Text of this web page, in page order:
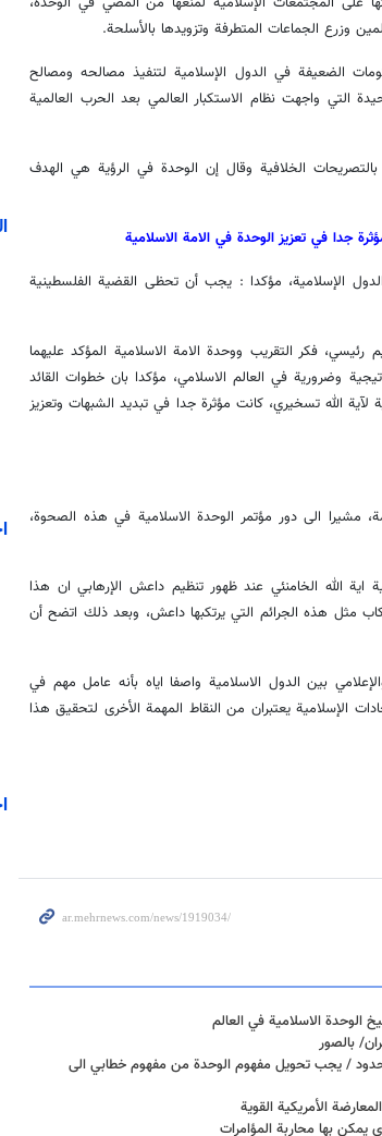
وزرع الجماعات المتطرفة وتزويدها بالأسلحة.
الضعيفة في الدول الإسلامية لتنفيذ مصالحه ومصالح
التي واجهت نظام الاستكبار العالمي بعد الحرب العالمية
بالتصریحات الخلافیة وقال إن الوحدة في الرؤية هي الهدف
جدا في تعزيز الوحدة في الامة الاسلامية
الإسلامية، مؤكدا : يجب أن تحظى القضية الفلسطينية
رئيسي، فكر التقريب ووحدة الامة الاسلامية المؤكد عليهما
وضرورية في العالم الاسلامي، مؤكدا بان خطوات القائد
الله تسخيري، كانت مؤثرة جدا في تبديد الشبهات وتعزيز
مشیرا الى دور مؤتمر الوحدة الاسلامية في هذه الصحوة،
اية الله الخامنئي عند ظهور تنظيم داعش الإرهابي ان هذا
مثل هذه الجرائم التي يرتكبها داعش، وبعد ذلك اتضح أن
بين الدول الاسلامية واصفا اياه بأنه عامل مهم في
الإسلامية یعتبران من النقاط المهمة الأخرى لتحقيق هذا
الاسلامية في العالم
/ يجب تحويل مفهوم الوحدة من مفهوم خطابي الى
الأمريكية القوية
بها محاربة المؤامرات